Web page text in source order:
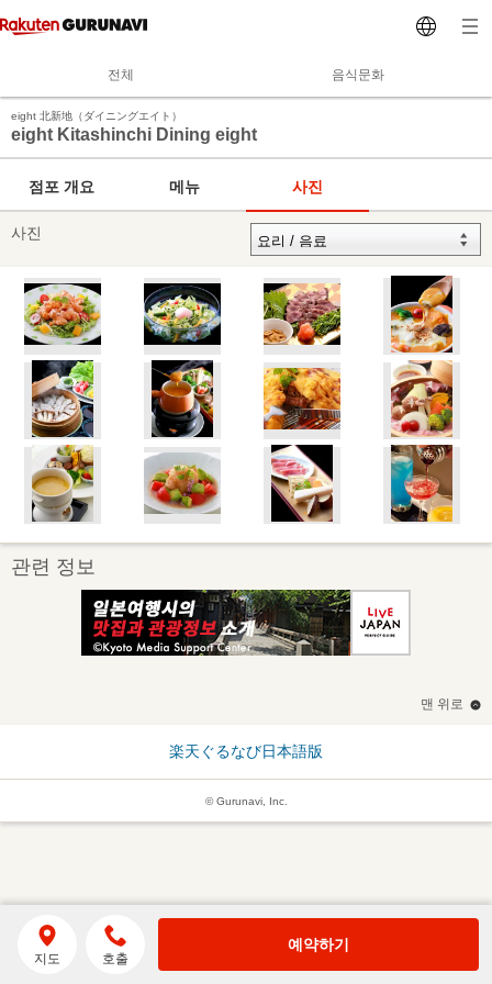
전체 음식문화
eight 北新地（ダイニングエイト）
eight Kitashinchi Dining eight
점포 개요 메뉴 사진
사진
관련 정보
맨 위로
楽天ぐるなび日本語版
© Gurunavi, Inc.
지도 호출
예약하기